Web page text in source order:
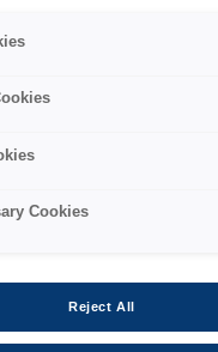
Matte
ml
Де купити
Cookies
Reject All